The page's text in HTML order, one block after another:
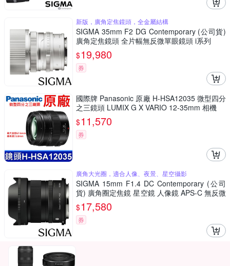
新版，廣角定焦鏡頭，全金屬結構
SIGMA 35mm F2 DG Contemporary (公司貨)
廣角定焦鏡頭 全片幅無反微單眼鏡頭 i系列
$19,980
券
國際牌 Panasonic 原廠 H-HSA12035 微型四分
之三鏡頭 LUMIX G X VARIO 12-35mm 相機
$11,570
券
廣角大光圈，適合人像、夜景、星空攝影
SIGMA 15mm F1.4 DC Contemporary (公司
貨) 廣角圈定焦鏡 星空鏡 人像鏡 APS-C 無反微
單眼專用鏡頭
$17,580
券